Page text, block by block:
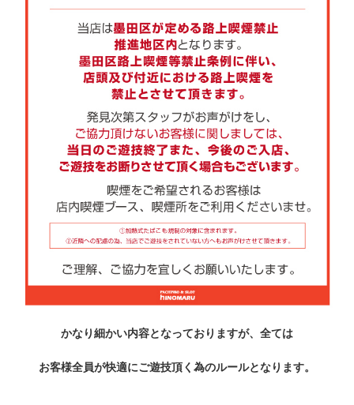
かなり細かい内容となっておりますが、全ては
お客様全員が快適にご遊技頂く為のルールとなります。